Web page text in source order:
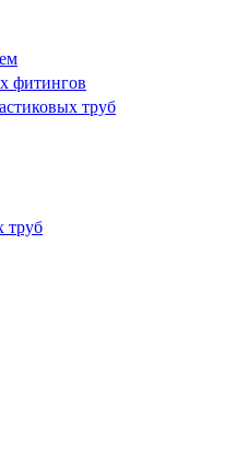
фитингов
труб
труб